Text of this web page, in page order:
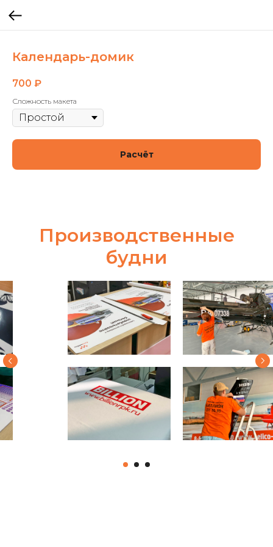
Календарь-домик
700 ₽
Сложность макета
Расчёт
Производственные
будни